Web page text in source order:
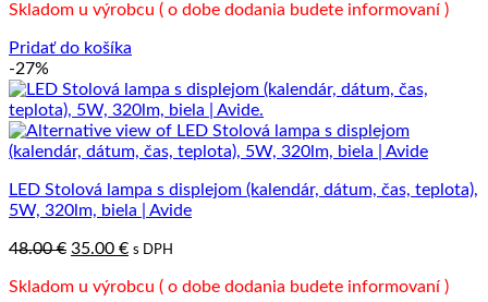
bola:
je:
Skladom u výrobcu ( o dobe dodania budete informovaní )
Pridať do košíka
-27%
LED Stolová lampa s displejom (kalendár, dátum, čas, teplota),
5W, 320lm, biela | Avide
48.00€ Pôvodná
bola:
35.00 €Aktuálna
je:
s DPH
Skladom u výrobcu ( o dobe dodania budete informovaní )